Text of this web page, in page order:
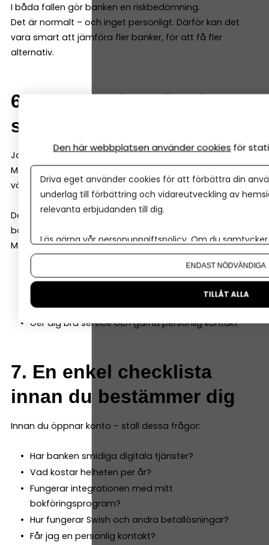
I båda fallen gör banken en riskbedömning.
Det är normalt – och inget personligt. Därför kan det
vara smart att jämföra fler banker, för att få fler
alternativ.
6. Kan man byta bank
senare?
Ja, det går.
Men det är administrativt jobbigt. Därför kan det vara
värt att tänka ett steg längre redan från början.
Det betyder inte att du måste välja “den perfekta
banken”.
Men välj en bank som:
Har fungerande digitala tjänster och ett stort
utbud som matchar dina behov
Är van vid företag
Ger dig bra service och gärna personlig kontakt
7. En enkel checklista
innan du bestämmer dig
Innan du öppnar konto – ställ dessa frågor:
Har banken smidiga digitala tjänster?
Vad kostar helheten per år?
Fungerar integrationen med mitt
bokföringsprogram?
Hur fungerar Swish och andra betallösningar?
Får jag en personlig kontakt?
Den här webbplatsen använder cookies för
Driva eget använder cookies för att förbättra din
underlag till förbättring och vidareutveckling av
relevanta erbjudanden till dig.
Läs gärna vår personuppgiftspolicy. Om du
Om du vill ändra ditt val i efterhand hittar du den
ENDAST NÖDVÄNDIGA
TILLÅT ALLA